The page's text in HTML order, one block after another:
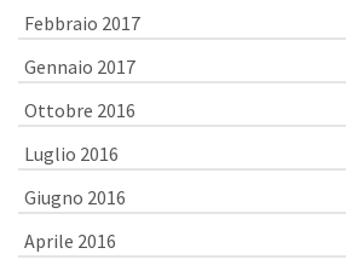
Febbraio 2017
Gennaio 2017
Ottobre 2016
Luglio 2016
Giugno 2016
Aprile 2016